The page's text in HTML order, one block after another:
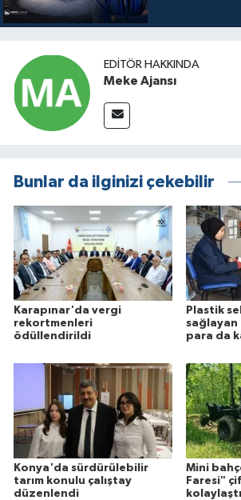
EDITÖR HAKKINDA
Meke Ajansı
Bunlar da ilginizi çekebilir
Karapınar'da vergi
rekortmenleri
ödüllendirildi
Plastik
sağlayan
para da
Konya'da sürdürülebilir
tarım konulu çalıştay
düzenlendi
Mini
Faresi"